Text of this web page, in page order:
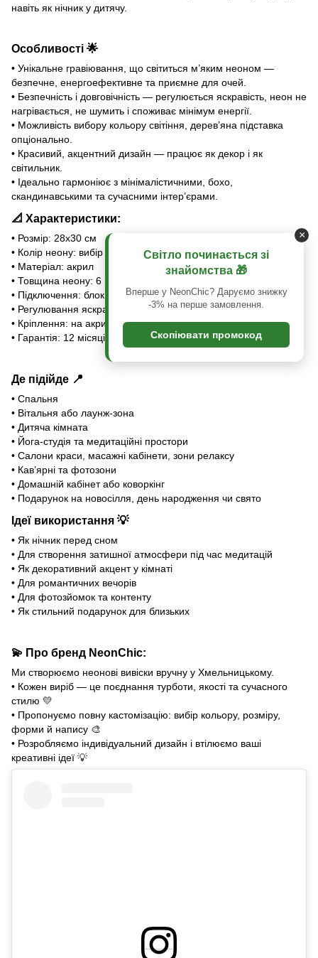
навіть як нічник у дитячу.
Особливості 🌟
• Унікальне гравіювання, що світиться м’яким неоном —
безпечне, енергоефективне та приємне для очей.
• Безпечність і довговічність — регулюється яскравість, неон не
нагрівається, не шумить і споживає мінімум енергії.
• Можливість вибору кольору світіння, дерев’яна підставка
опціонально.
• Красивий, акцентний дизайн — працює як декор і як
світильник.
• Ідеально гармоніює з мінімалістичними, бохо,
скандинавськими та сучасними інтер’єрами.
📐 Характеристики:
• Розмір: 28х30 см
• Колір неону: вибір із палітри🎨
• Матеріал: акрил
• Товщина неону: 6 мм
• Підключення: блок живлення у розетку або USB-шнур⚡
• Регулювання яскравості світіння сенсором
• Кріплення: на акриловій підставці
• Гарантія: 12 місяців
Де підійде 📍
• Спальня
• Вітальня або лаунж-зона
• Дитяча кімната
• Йога-студія та медитаційні простори
• Салони краси, масажні кабінети, зони релаксу
• Кав’ярні та фотозони
• Домашній кабінет або коворкінг
• Подарунок на новосілля, день народження чи свято
Ідеї використання 💡
• Як нічник перед сном
• Для створення затишної атмосфери під час медитацій
• Як декоративний акцент у кімнаті
• Для романтичних вечорів
• Для фотозйомок та контенту
• Як стильний подарунок для близьких
💫 Про бренд NeonСhіс:
Ми створюємо неонові вивіски вручну у Хмельницькому.
• Кожен виріб — це поєднання турботи, якості та сучасного
стилю 💛
• Пропонуємо повну кастомізацію: вибір кольору, розміру,
форми й напису 🎨
• Розробляємо індивідуальний дизайн і втілюємо ваші
креативні ідеї 💡
×
Світло починається зі
знайомства 🎁
Вперше у NeonChic? Даруємо знижку
-3% на перше замовлення.
Скопіювати промокод